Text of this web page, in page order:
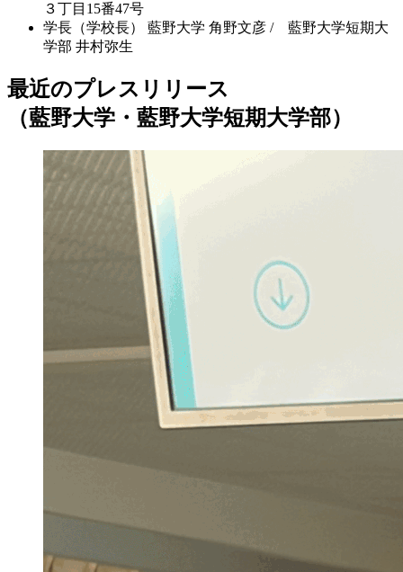
３丁目15番47号
学長（学校長）
藍野大学 角野文彦 / 藍野大学短期大
学部 井村弥生
最近のプレスリリース
（藍野大学・藍野大学短期大学部）